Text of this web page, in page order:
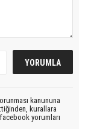
kanununa
kurallara
yorumları